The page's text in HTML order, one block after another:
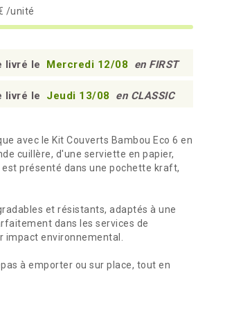
/unité
livré le Mercredi 12/08 en FIRST
livré le Jeudi 13/08 en CLASSIC
avec le Kit Couverts Bambou Eco 6 en
cuillère, d'une serviette en papier,
présenté dans une pochette kraft,
et résistants, adaptés à une
dans les services de
environnemental.
à emporter ou sur place, tout en